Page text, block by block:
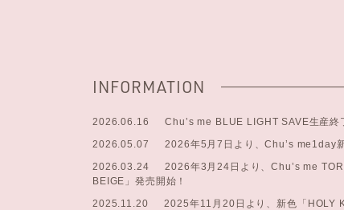
INFORMATION
2026.06.16
Chu’s me BLUE LIGHT SAVE生産終
2026.05.07
2026年5月7日より、Chu’s me1day
2026.03.24
2026年3月24日より、Chu’s me
BEIGE」発売開始！
2025.11.20
2025年11月20日より、新色「HOLY